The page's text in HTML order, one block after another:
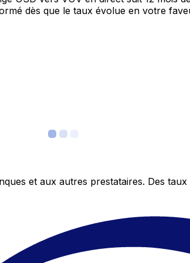
dès que le taux évolue en votre
et aux autres prestataires. Des